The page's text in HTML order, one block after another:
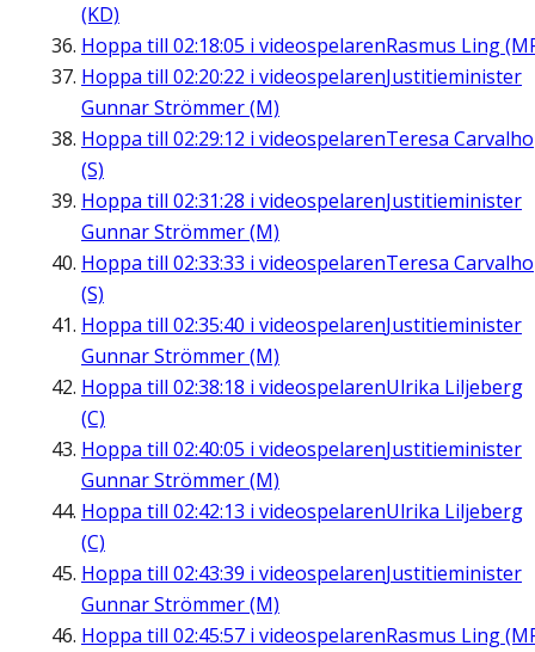
(KD)
Hoppa till 02:18:05 i videospelarenRasmus Ling
Hoppa till 02:20:22 i videospelarenJustitieminister
Gunnar Strömmer (M)
Hoppa till 02:29:12 i videospelarenTeresa Carvalho
(S)
Hoppa till 02:31:28 i videospelarenJustitieminister
Gunnar Strömmer (M)
Hoppa till 02:33:33 i videospelarenTeresa Carvalho
(S)
Hoppa till 02:35:40 i videospelarenJustitieminister
Gunnar Strömmer (M)
Hoppa till 02:38:18 i videospelarenUlrika Liljeberg
(C)
Hoppa till 02:40:05 i videospelarenJustitieminister
Gunnar Strömmer (M)
Hoppa till 02:42:13 i videospelarenUlrika Liljeberg
(C)
Hoppa till 02:43:39 i videospelarenJustitieminister
Gunnar Strömmer (M)
Hoppa till 02:45:57 i videospelarenRasmus Ling